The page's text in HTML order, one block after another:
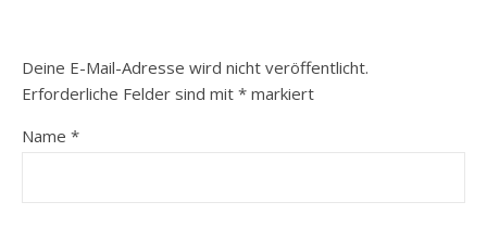
Deine E-Mail-Adresse wird nicht veröffentlicht.
Erforderliche Felder sind mit * markiert
Name *